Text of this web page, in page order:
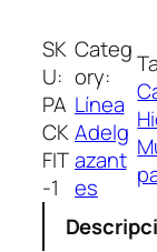
i
o
o
g
n
C
K
D
E
T
O
X
SK
U:
PA
CK
FIT
-1
Categ
ory:
Línea
Adelg
azant
es